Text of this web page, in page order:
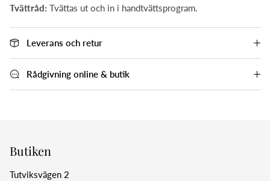
Tvättråd: Tvättas ut och in i handtvättsprogram.
Leverans och retur
Rådgivning online & butik
Butiken
Tutviksvägen 2